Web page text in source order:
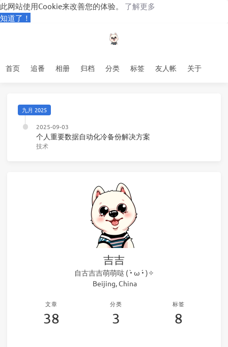
此网站使用Cookie来改善您的体验。 了解更多
知道了！
首页 追番 相册 归档 分类 标签 友人帐 关于
九月 2025
2025-09-03
个人重要数据自动化冷备份解决方案
技术
吉吉
自古吉吉萌萌哒 ( •̀ ω •́ )✧
Beijing, China
文章
38
分类
3
标签
8